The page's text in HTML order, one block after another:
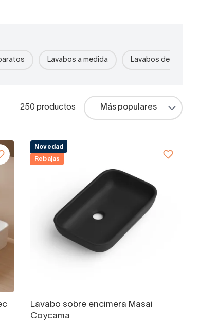
Lavabos a medida Lavabos de piedra
250 productos
Novedad
Rebajas
Lavabo sobre encimera Masai
Coycama